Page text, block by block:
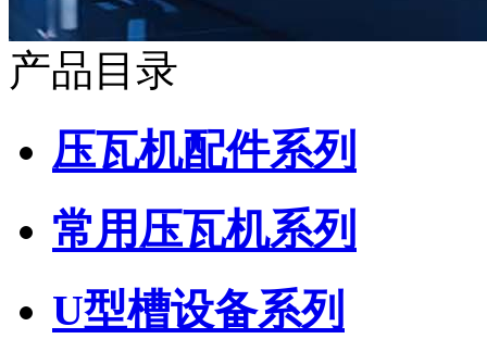
产品目录
压瓦机配件系列
常用压瓦机系列
U型槽设备系列